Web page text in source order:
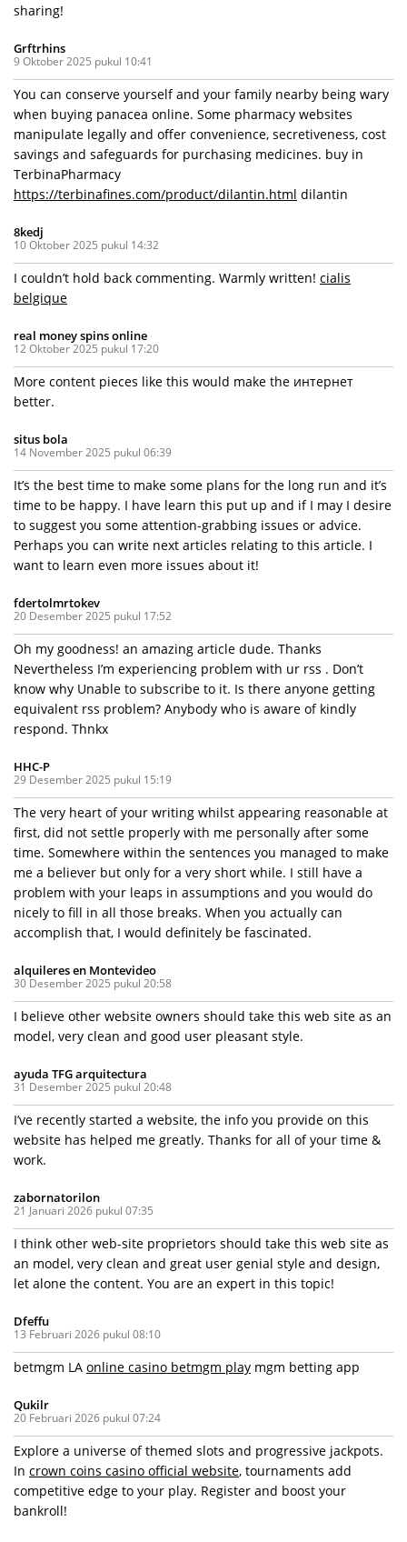
sharing!
Grftrhins
9 Oktober 2025 pukul 10:41
You can conserve yourself and your family nearby being wary
when buying panacea online. Some pharmacy websites
manipulate legally and offer convenience, secretiveness, cost
savings and safeguards for purchasing medicines. buy in
TerbinaPharmacy
https://terbinafines.com/product/dilantin.html dilantin
8kedj
10 Oktober 2025 pukul 14:32
I couldn’t hold back commenting. Warmly written! cialis
belgique
real money spins online
12 Oktober 2025 pukul 17:20
More content pieces like this would make the интернет
better.
situs bola
14 November 2025 pukul 06:39
It’s the best time to make some plans for the long run and it’s
time to be happy. I have learn this put up and if I may I desire
to suggest you some attention-grabbing issues or advice.
Perhaps you can write next articles relating to this article. I
want to learn even more issues about it!
fdertolmrtokev
20 Desember 2025 pukul 17:52
Oh my goodness! an amazing article dude. Thanks
Nevertheless I’m experiencing problem with ur rss . Don’t
know why Unable to subscribe to it. Is there anyone getting
equivalent rss problem? Anybody who is aware of kindly
respond. Thnkx
HHC-P
29 Desember 2025 pukul 15:19
The very heart of your writing whilst appearing reasonable at
first, did not settle properly with me personally after some
time. Somewhere within the sentences you managed to make
me a believer but only for a very short while. I still have a
problem with your leaps in assumptions and you would do
nicely to fill in all those breaks. When you actually can
accomplish that, I would definitely be fascinated.
alquileres en Montevideo
30 Desember 2025 pukul 20:58
I believe other website owners should take this web site as an
model, very clean and good user pleasant style.
ayuda TFG arquitectura
31 Desember 2025 pukul 20:48
I’ve recently started a website, the info you provide on this
website has helped me greatly. Thanks for all of your time &
work.
zabornatorilon
21 Januari 2026 pukul 07:35
I think other web-site proprietors should take this web site as
an model, very clean and great user genial style and design,
let alone the content. You are an expert in this topic!
Dfeffu
13 Februari 2026 pukul 08:10
betmgm LA online casino betmgm play mgm betting app
Qukilr
20 Februari 2026 pukul 07:24
Explore a universe of themed slots and progressive jackpots.
In crown coins casino official website, tournaments add
competitive edge to your play. Register and boost your
bankroll!